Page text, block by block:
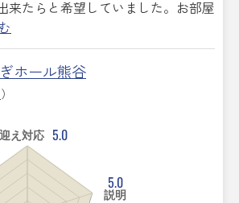
来たらと希望していました。お部屋
ホール熊谷
）
え対応 5.0
5.0
説明